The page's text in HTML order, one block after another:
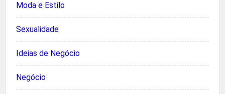
Moda e Estilo
Sexualidade
Ideias de Negócio
Negócio